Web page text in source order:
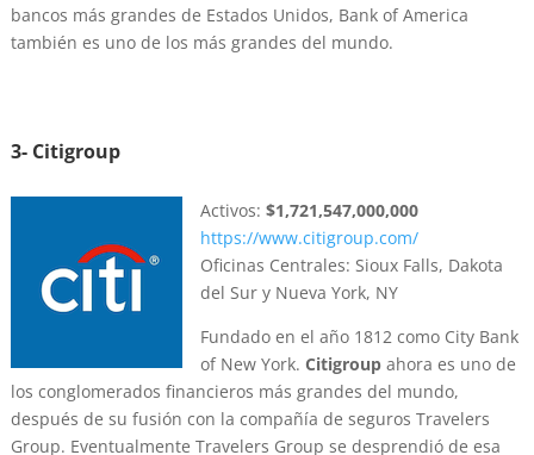
bancos más grandes de Estados Unidos, Bank of America
también es uno de los más grandes del mundo.
3- Citigroup
Activos: $1,721,547,000,000
https://www.citigroup.com/
Oficinas Centrales: Sioux Falls, Dakota
del Sur y Nueva York, NY
Fundado en el año 1812 como City Bank
of New York. Citigroupahora es uno de
los conglomerados financieros más grandes del mundo,
después de su fusión con la compañía de seguros Travelers
Group. Eventualmente Travelers Group se desprendió de esa